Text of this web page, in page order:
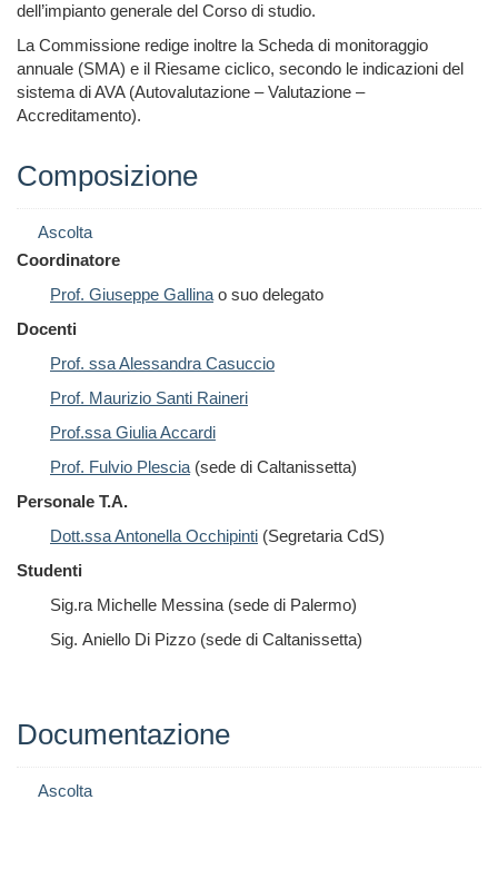
dell’impianto generale del Corso di studio.
La Commissione redige inoltre la Scheda di monitoraggio
annuale (SMA) e il Riesame ciclico, secondo le indicazioni del
sistema di AVA (Autovalutazione – Valutazione –
Accreditamento).
Composizione
Ascolta
Coordinatore
Prof. Giuseppe Gallinao suo delegato
Docenti
Prof. ssa Alessandra Casuccio
Prof. Maurizio Santi Raineri
Prof.ssa Giulia Accardi
Prof. Fulvio Plescia(sede di Caltanissetta)
Personale T.A.
Dott.ssa Antonella Occhipinti (Segretaria CdS)
Studenti
Sig.ra Michelle Messina (sede di Palermo)
Sig. Aniello Di Pizzo (sede di Caltanissetta)
Documentazione
Ascolta